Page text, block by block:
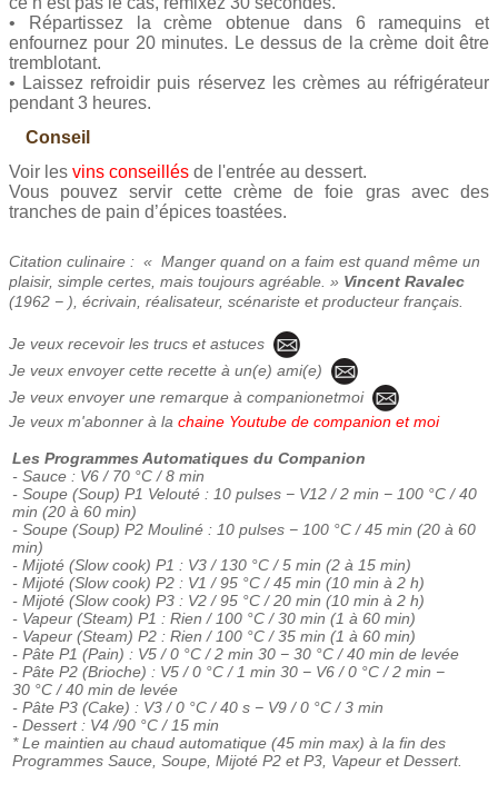
• Répartissez la crème obtenue dans 6 ramequins et
enfournez pour 20 minutes. Le dessus de la crème doit être
tremblotant.
• Laissez refroidir puis réservez les crèmes au réfrigérateur
pendant 3 heures.
Conseil
Voir les vins conseillés de l'entrée au dessert.
Vous pouvez servir cette crème de foie gras avec des
tranches de pain d’épices toastées.
Citation culinaire : « Manger quand on a faim est quand même un
plaisir, simple certes, mais toujours agréable. » Vincent Ravalec
(1962 − ), écrivain, réalisateur, scénariste et producteur français.
Je veux recevoir les trucs et astuces
Je veux envoyer cette recette à un(e) ami(e)
Je veux envoyer une remarque à companionetmoi
Je veux m'abonner à la chaine Youtube de companion et moi
Les Programmes Automatiques du Companion
- Sauce : V6 / 70 °C / 8 min
- Soupe (Soup) P1 Velouté : 10 pulses − V12 / 2 min − 100 °C / 40
min (20 à 60 min)
- Soupe (Soup) P2 Mouliné : 10 pulses − 100 °C / 45 min (20 à 60
min)
- Mijoté (Slow cook) P1 : V3 / 130 °C / 5 min (2 à 15 min)
- Mijoté (Slow cook) P2 : V1 / 95 °C / 45 min (10 min à 2 h)
- Mijoté (Slow cook) P3 : V2 / 95 °C / 20 min (10 min à 2 h)
- Vapeur (Steam) P1 : Rien / 100 °C / 30 min (1 à 60 min)
- Vapeur (Steam) P2 : Rien / 100 °C / 35 min (1 à 60 min)
- Pâte P1 (Pain) : V5 / 0 °C / 2 min 30 − 30 °C / 40 min de levée
- Pâte P2 (Brioche) : V5 / 0 °C / 1 min 30 − V6 / 0 °C / 2 min −
30 °C / 40 min de levée
- Pâte P3 (Cake) : V3 / 0 °C / 40 s − V9 / 0 °C / 3 min
- Dessert : V4 /90 °C / 15 min
* Le maintien au chaud automatique (45 min max) à la fin des
Programmes Sauce, Soupe, Mijoté P2 et P3, Vapeur et Dessert.